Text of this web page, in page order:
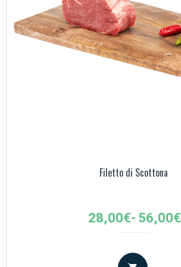
Filetto di Scottona
28,00€- 56,00€
Fascia
prezzo: